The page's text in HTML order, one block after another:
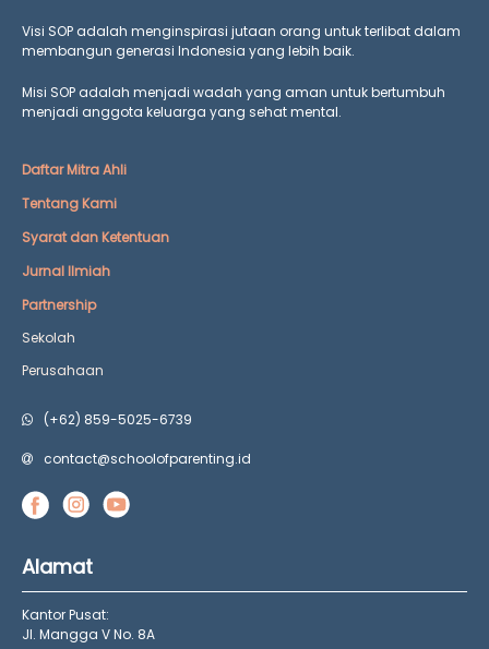
Visi SOP adalah menginspirasi jutaan orang untuk terlibat dalam
membangun generasi Indonesia yang lebih baik.
Misi SOP adalah menjadi wadah yang aman untuk bertumbuh
menjadi anggota keluarga yang sehat mental.
Daftar Mitra Ahli
Tentang Kami
Syarat dan Ketentuan
Jurnal Ilmiah
Partnership
Sekolah
Perusahaan
(+62) 859-5025-6739
contact@schoolofparenting.id
Alamat
Kantor Pusat:
Jl. Mangga V No. 8A